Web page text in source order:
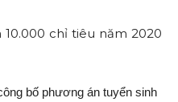
bố phương án tuyển sinh